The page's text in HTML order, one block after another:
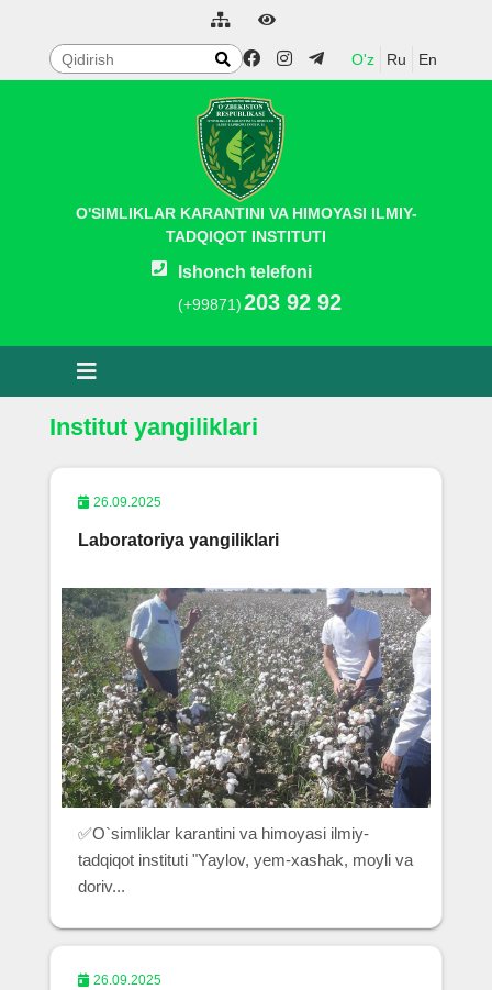
O'z Ru En
O'SIMLIKLAR KARANTINI VA HIMOYASI ILMIY-
TADQIQOT INSTITUTI
Ishonch telefoni
(+99871)203 92 92
Institut yangiliklari
26.09.2025
Laboratoriya yangiliklari
✅O`simliklar karantini va himoyasi ilmiy-
tadqiqot instituti "Yaylov, yem-xashak, moyli va
doriv...
26.09.2025